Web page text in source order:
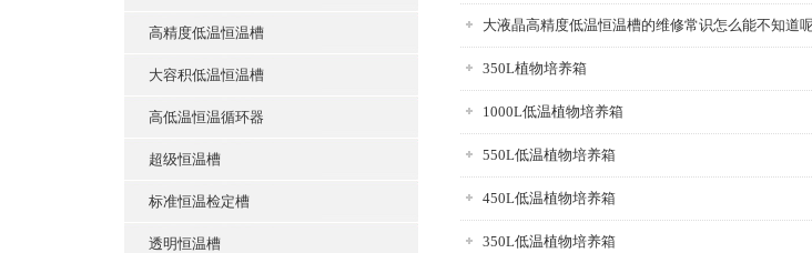
高精度低温恒温槽
大容积低温恒温槽
高低温恒温循环器
超级恒温槽
标准恒温检定槽
透明恒温槽
大液晶高精度低温恒温槽的维修常识怎么能不知道
350L植物培养箱
1000L低温植物培养箱
550L低温植物培养箱
450L低温植物培养箱
350L低温植物培养箱